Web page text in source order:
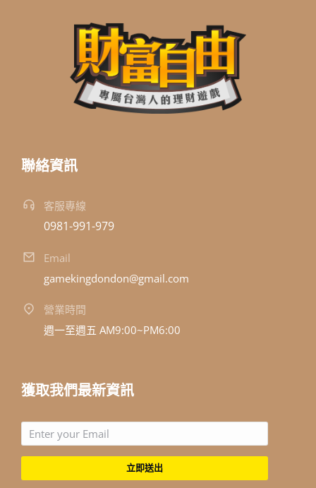
聯絡資訊
客服專線
0981-991-979
Email
gamekingdondon@gmail.com
營業時間
週一至週五 AM9:00~PM6:00
獲取我們最新資訊
立即送出